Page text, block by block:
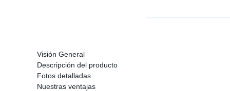
Visión General
Descripción del producto
Fotos detalladas
Nuestras ventajas